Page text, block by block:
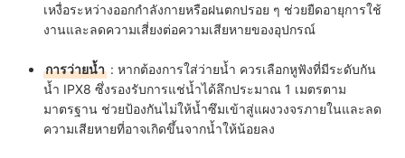
เหงื่อระหว่างออกกำลังกายหรือฝนตกปรอย ๆ ช่วยยืดอายุการใช้
งานและลดความเสี่ยงต่อความเสียหายของอุปกรณ์
การว่ายน้ำ : หากต้องการใส่ว่ายน้ำ ควรเลือกหูฟังที่มีระดับกัน
น้ำ IPX8 ซึ่งรองรับการแช่น้ำได้ลึกประมาณ 1 เมตรตาม
มาตรฐาน ช่วยป้องกันไม่ให้น้ำซึมเข้าสู่แผงวงจรภายในและลด
ความเสียหายที่อาจเกิดขึ้นจากน้ำให้น้อยลง